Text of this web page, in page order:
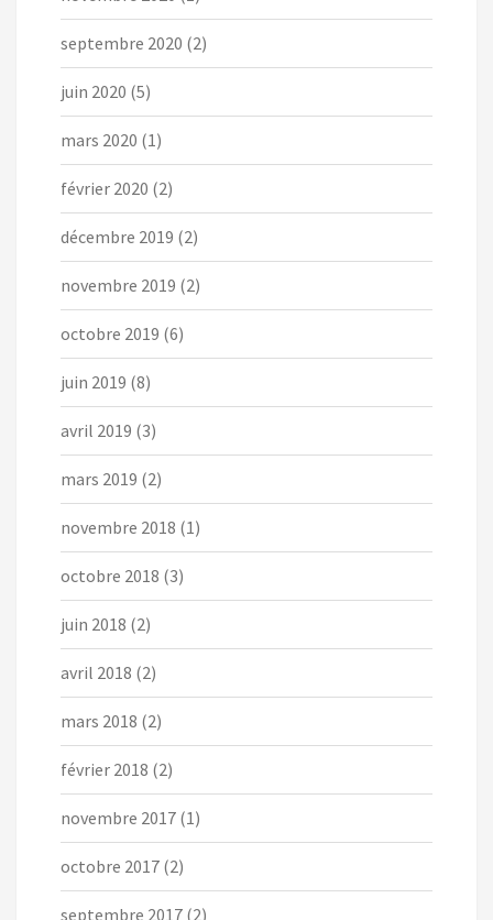
septembre 2020 (2)
juin 2020 (5)
mars 2020 (1)
février 2020 (2)
décembre 2019 (2)
novembre 2019 (2)
octobre 2019 (6)
juin 2019 (8)
avril 2019 (3)
mars 2019 (2)
novembre 2018 (1)
octobre 2018 (3)
juin 2018 (2)
avril 2018 (2)
mars 2018 (2)
février 2018 (2)
novembre 2017 (1)
octobre 2017 (2)
septembre 2017 (2)